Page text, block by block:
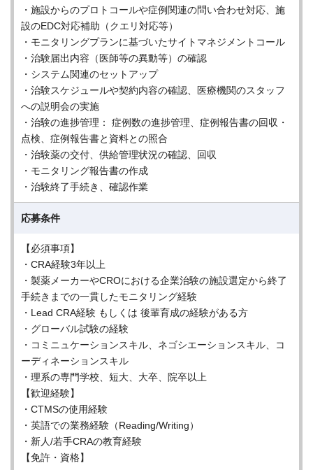
・施設からのプロトコールや症例関連の問い合わせ対応、施
設のEDC対応補助（クエリ対応等）
・モニタリングプランに基づいたサイトマネジメントコール
・治験届出内容（医師等の異動等）の確認
・システム関連のセットアップ
・治験スケジュールや契約内容の確認、医療機関のスタッフ
への説明会の実施
・治験の進捗管理： 症例数の進捗管理、症例報告書の回収・
点検、症例報告書と資料との照合
・治験薬の交付、供給管理状況の確認、回収
・モニタリング報告書の作成
・治験終了手続き、確認作業
応募条件
【必須事項】
・CRA経験3年以上
・製薬メーカーやCROにおける企業治験の施設選定から終了
手続きまでの一貫したモニタリング経験
・Lead CRA経験 もしくは 後輩育成の経験がある方
・グローバル試験の経験
・コミニュケーションスキル、ネゴシエーションスキル、コ
ーディネーションスキル
・理系の専門学校、短大、大卒、院卒以上
【歓迎経験】
・CTMSの使用経験
・英語での業務経験（Reading/Writing）
・新人/若手CRAの教育経験
【免許・資格】